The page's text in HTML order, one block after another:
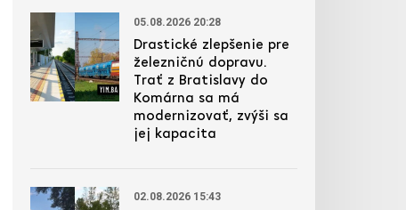
05.08.2026 20:28
Drastické zlepšenie pre
železničnú dopravu.
Trať z Bratislavy do
Komárna sa má
modernizovať, zvýši sa
jej kapacita
02.08.2026 15:43